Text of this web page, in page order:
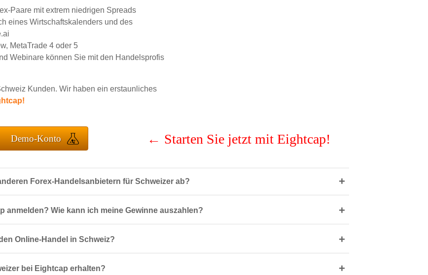
Paare mit extrem niedrigen Spreads
eines Wirtschaftskalenders und des
MetaTrade 4 oder 5
Webinare können Sie mit den Handelsprofis
Kunden. Wir haben ein erstaunliches
Demo-Konto ← Starten Sie jetzt mit Eightcap!
Forex-Handelsanbietern für Schweizer ab? +
anmelden? Wie kann ich meine Gewinne auszahlen? +
Online-Handel in Schweiz? +
bei Eightcap erhalten? +